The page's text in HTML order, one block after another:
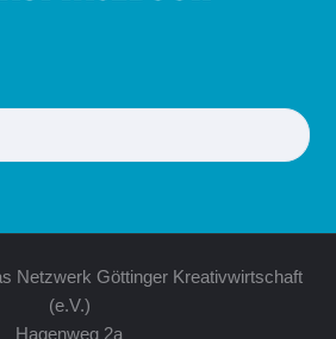
Netzwerk Göttinger Kreativwirtschaft
(e.V.)
Hagenweg 2a